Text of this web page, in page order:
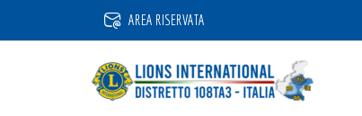
AREA RISERVATA